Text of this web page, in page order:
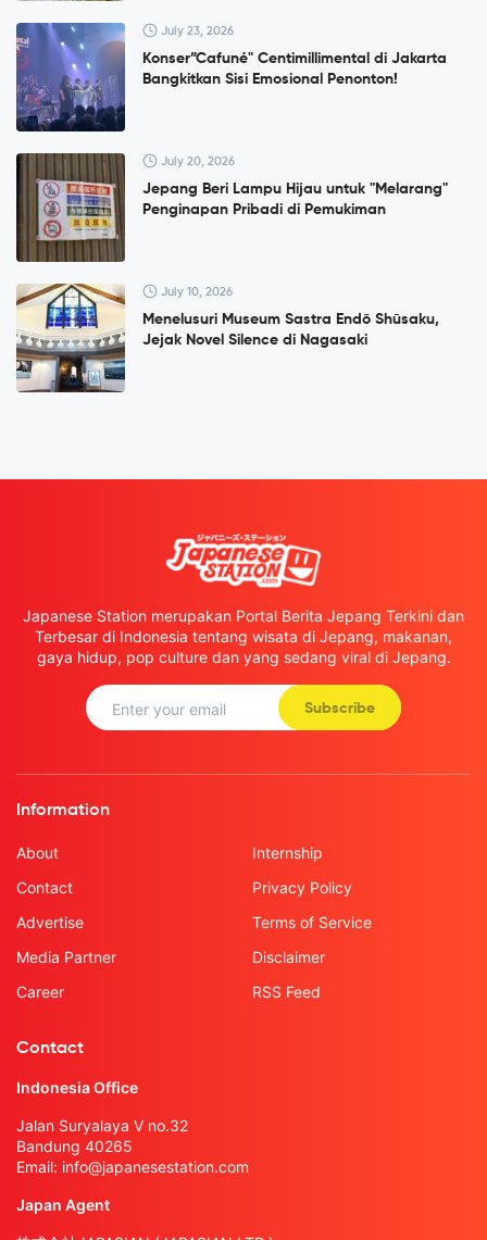
July 23, 2026
Konser”Cafuné" Centimillimental di Jakarta
Bangkitkan Sisi Emosional Penonton!
July 20, 2026
Jepang Beri Lampu Hijau untuk "Melarang"
Penginapan Pribadi di Pemukiman
July 10, 2026
Menelusuri Museum Sastra Endō Shūsaku,
Jejak Novel Silence di Nagasaki
Japanese Station merupakan Portal Berita Jepang Terkini dan
Terbesar di Indonesia tentang wisata di Jepang, makanan,
gaya hidup, pop culture dan yang sedang viral di Jepang.
Subscribe
Information
About
Contact
Advertise
Media Partner
Career
Internship
Privacy Policy
Terms of Service
Disclaimer
RSS Feed
Contact
Indonesia Office
Jalan Suryalaya V no.32
Bandung 40265
Email: info@japanesestation.com
Japan Agent